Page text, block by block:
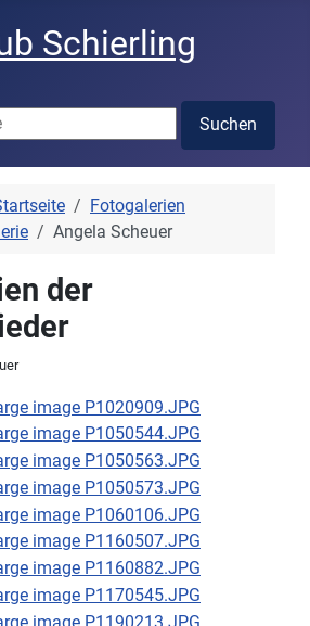
...
Suchen
Fotogalerien
Angela Scheuer
der